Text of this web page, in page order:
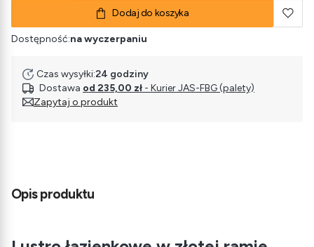
Dodaj do koszyka
Dostępność:na wyczerpaniu
Czas wysyłki:24 godziny
Dostawa od 235,00 zł - Kurier JAS-FBG (palety)
Zapytaj o produkt
Opis produktu